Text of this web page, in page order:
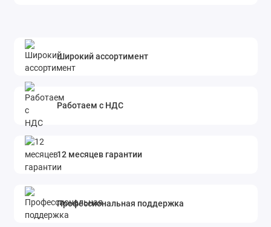
Широкий ассортимент
Работаем с НДС
12 месяцев гарантии
Профессиональная поддержка